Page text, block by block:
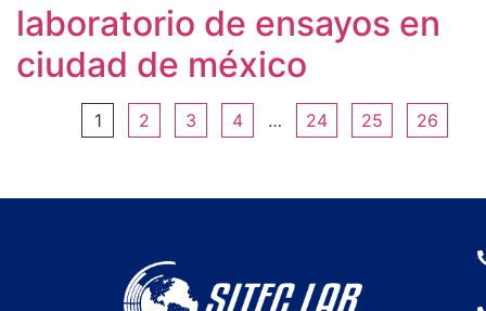
laboratorio de ensayos en
ciudad de méxico
1 2 3 4 … 24 25 26